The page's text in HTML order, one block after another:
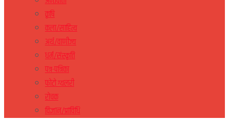
कृषि
कला/साहित्य
अर्थ/वाणीज्य
धर्म/संस्कृति
पत्र-पत्रिका
फोटो ग्यलरी
रोचक
विज्ञान/प्राविधि